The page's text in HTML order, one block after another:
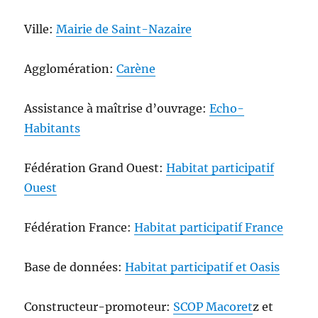
Ville:Mairie de Saint-Nazaire
Agglomération:Carène
Assistance à maîtrise d’ouvrage:Echo-
Habitants
Fédération Grand Ouest:Habitat participatif
Ouest
Fédération France:Habitat participatif France
Base de données:Habitat participatif et Oasis
Constructeur-promoteur: SCOP Macoretz et